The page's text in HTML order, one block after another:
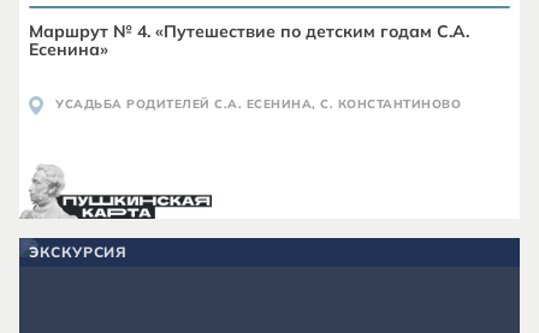
Маршрут № 4. «Путешествие по детским годам С.А.
Есенина»
УСАДЬБА РОДИТЕЛЕЙ С.А. ЕСЕНИНА, С. КОНСТАНТИНОВО
ЭКСКУРСИЯ